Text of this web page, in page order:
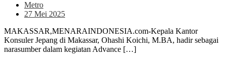
Metro
27 Mei 2025
MAKASSAR,MENARAINDONESIA.com-Kepala Kantor
Konsuler Jepang di Makassar, Ohashi Koichi, M.BA, hadir sebagai
narasumber dalam kegiatan Advance […]